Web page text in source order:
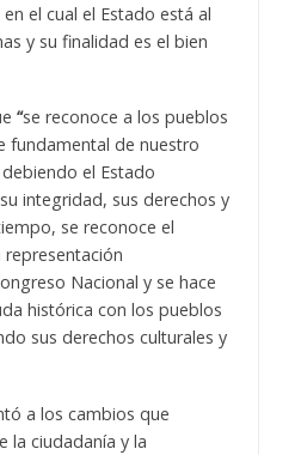
el cual el Estado está al
y su finalidad es el bien
“se reconoce a los pueblos
fundamental de nuestro
el Estado
integridad, sus derechos y
se reconoce el
Nacional y se hace
histórica con los pueblos
sus derechos culturales y
a los cambios que
la ciudadanía y la